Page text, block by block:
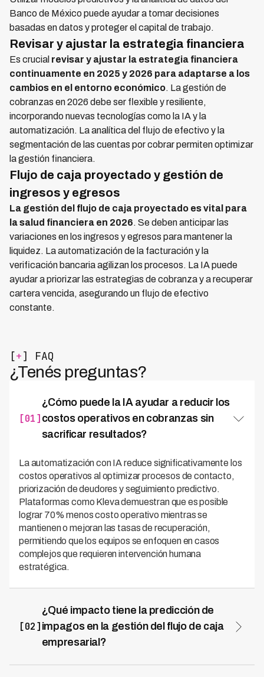
Banco de México puede ayudar a tomar decisiones
basadas en datos y proteger el capital de trabajo.
Revisar y ajustar la estrategia financiera
Es crucial revisar y ajustar la estrategia financiera
continuamente en 2025 y 2026 para adaptarse a los
cambios en el entorno económico. La gestión de
cobranzas en 2026 debe ser flexible y resiliente,
incorporando nuevas tecnologías como la IA y la
automatización. La analítica del flujo de efectivo y la
segmentación de las cuentas por cobrar permiten optimizar
la gestión financiera.
Flujo de caja proyectado y gestión de
ingresos y egresos
La gestión del flujo de caja proyectado es vital para
la salud financiera en 2026. Se deben anticipar las
variaciones en los ingresos y egresos para mantener la
liquidez. La automatización de la facturación y la
verificación bancaria agilizan los procesos. La IA puede
ayudar a priorizar las estrategias de cobranza y a recuperar
cartera vencida, asegurando un flujo de efectivo
constante.
[+] FAQ
¿Tenés preguntas?
[01]
¿Cómo puede la IA ayudar a reducir los
costos operativos en cobranzas sin
sacrificar resultados?
La automatización con IA reduce significativamente los
costos operativos al optimizar procesos de contacto,
priorización de deudores y seguimiento predictivo.
Plataformas como Kleva demuestran que es posible
lograr 70% menos costo operativo mientras se
mantienen o mejoran las tasas de recuperación,
permitiendo que los equipos se enfoquen en casos
complejos que requieren intervención humana
estratégica.
[02]
¿Qué impacto tiene la predicción de
impagos en la gestión del flujo de caja
empresarial?